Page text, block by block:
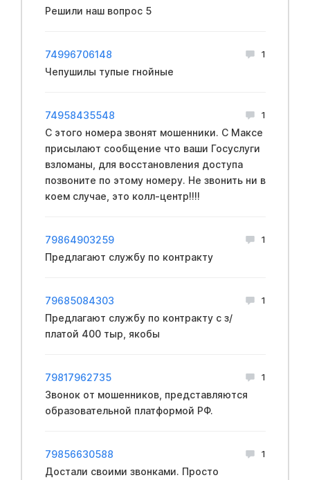
Решили наш вопрос 5
74996706148 1
Чепушилы тупые гнойные
74958435548 1
С этого номера звонят мошенники. С Максе
присылают сообщение что ваши Госуслуги
взломаны, для восстановления доступа
позвоните по этому номеру. Не звонить ни в
коем случае, это колл-центр!!!!
79864903259 1
Предлагают службу по контракту
79685084303 1
Предлагают службу по контракту с з/
платой 400 тыр, якобы
79817962735 1
Звонок от мошенников, представляются
образовательной платформой РФ.
79856630588 1
Достали своими звонками. Просто